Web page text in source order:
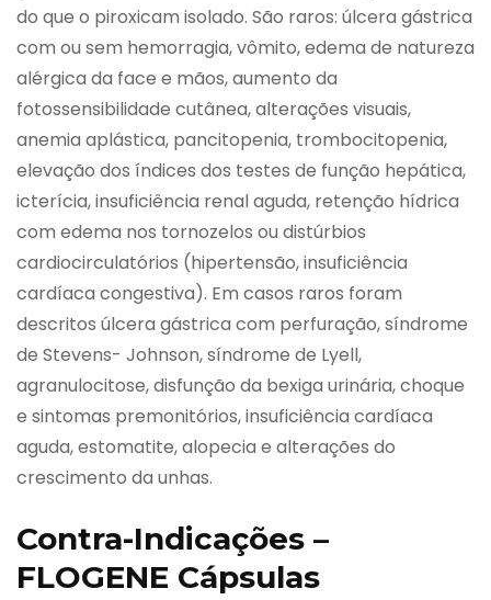
do que o piroxicam isolado. São raros: úlcera gástrica
com ou sem hemorragia, vômito, edema de natureza
alérgica da face e mãos, aumento da
fotossensibilidade cutânea, alterações visuais,
anemia aplástica, pancitopenia, trombocitopenia,
elevação dos índices dos testes de função hepática,
icterícia, insuficiência renal aguda, retenção hídrica
com edema nos tornozelos ou distúrbios
cardiocirculatórios (hipertensão, insuficiência
cardíaca congestiva). Em casos raros foram
descritos úlcera gástrica com perfuração, síndrome
de Stevens- Johnson, síndrome de Lyell,
agranulocitose, disfunção da bexiga urinária, choque
e sintomas premonitórios, insuficiência cardíaca
aguda, estomatite, alopecia e alterações do
crescimento da unhas.
Contra-Indicações –
FLOGENE Cápsulas